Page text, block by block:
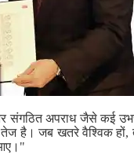
संगठित अपराध जैसे कई
है। जब खतरे वैश्विक हों,